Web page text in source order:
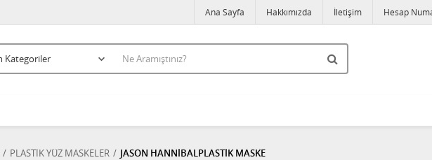
Ana Sayfa Hakkımızda İletişim Hesap
PLASTİK YÜZ MASKELER JASON HANNİBALPLASTİK MASKE